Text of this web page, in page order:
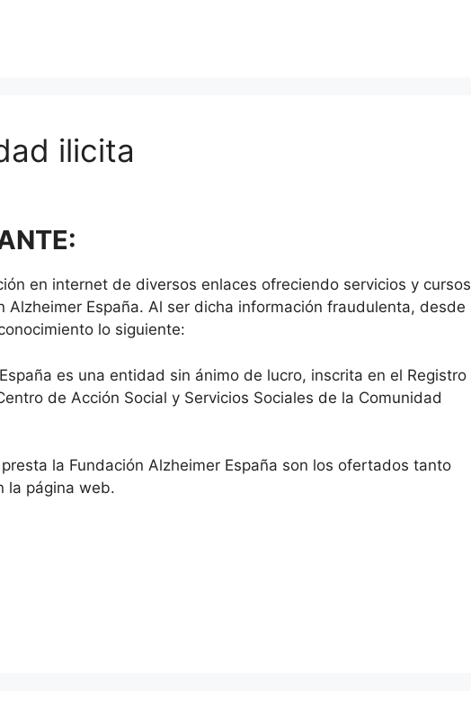
ilicita
en internet de diversos enlaces ofreciendo servicios y cursos
Alzheimer España. Al ser dicha información fraudulenta, desde
lo siguiente:
es una entidad sin ánimo de lucro, inscrita en el Registro
de Acción Social y Servicios Sociales de la Comunidad
la Fundación Alzheimer España son los ofertados tanto
la página web.